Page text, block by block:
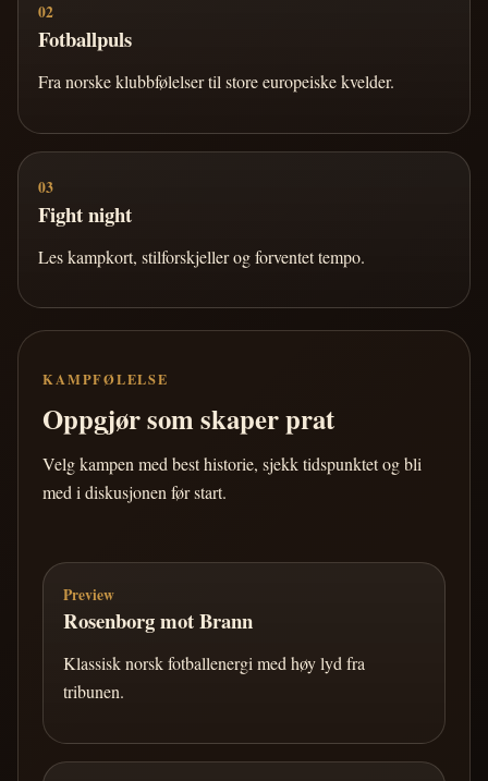
02
Fotballpuls
Fra norske klubbfølelser til store europeiske kvelder.
03
Fight night
Les kampkort, stilforskjeller og forventet tempo.
KAMPFØLELSE
Oppgjør som skaper prat
Velg kampen med best historie, sjekk tidspunktet og bli
med i diskusjonen før start.
Preview
Rosenborg mot Brann
Klassisk norsk fotballenergi med høy lyd fra
tribunen.